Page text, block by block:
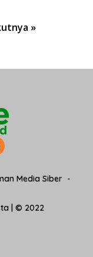
»
Media Siber
| © 2022